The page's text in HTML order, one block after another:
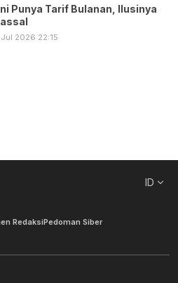
Punya Tarif Bulanan, Ilusinya
2026 22:15
ID
RedaksiPedoman Siber